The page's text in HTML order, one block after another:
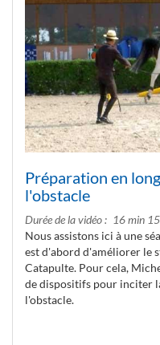
Préparation en
l'obstacle
Durée de la vidéo
16 min 15
Nous assistons ici à une
est d'abord d'améliorer le
Catapulte. Pour cela,
de dispositifs pour inciter
l'obstacle.